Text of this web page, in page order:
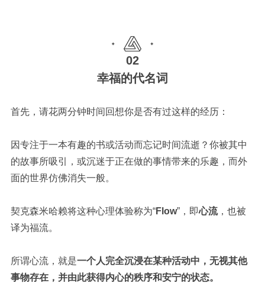
02
幸福的代名词
首先，请花两分钟时间回想你是否有过这样的经历：
因专注于一本有趣的书或活动而忘记时间流逝？你被其中
的故事所吸引，或沉迷于正在做的事情带来的乐趣，而外
面的世界仿佛消失一般。
契克森米哈赖将这种心理体验称为“Flow”，即心流，也被
译为福流。
所谓心流，就是一个人完全沉浸在某种活动中，无视其他
事物存在，并由此获得内心的秩序和安宁的状态。